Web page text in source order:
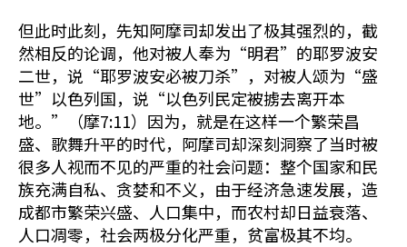
但此时此刻，先知阿摩司却发出了极其强烈的，截
然相反的论调，他对被人奉为“明君”的耶罗波安
二世，说“耶罗波安必被刀杀”，对被人颂为“盛
世”以色列国，说“以色列民定被掳去离开本
地。”（摩7:11）因为，就是在这样一个繁荣昌
盛、歌舞升平的时代，阿摩司却深刻洞察了当时被
很多人视而不见的严重的社会问题：整个国家和民
族充满自私、贪婪和不义，由于经济急速发展，造
成都市繁荣兴盛、人口集中，而农村却日益衰落、
人口凋零，社会两极分化严重，贫富极其不均。